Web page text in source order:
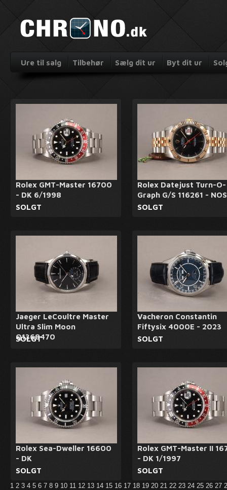
Ure til salg Tilbehør Sælg dit ur Byt dit ur
Rolex GMT-Master 16700
- DK 6/1998
SOLGT
Rolex Datejust Turn-O-
Graph G/S 116261 - NOS
SOLGT
Jaeger LeCoultre Master
Ultra Slim Moon
Q1368470
SOLGT
Vacheron Constantin
Fiftysix 4000E - 2023
SOLGT
Rolex Sea-Dweller 16600
- DK
SOLGT
Rolex GMT-Master II
- DK 1/1997
SOLGT
1 2 3 4 5 6 7 8 9 10 11 12 13 14 15 16 17 18 19 20 21 22 23 24 25 26 27